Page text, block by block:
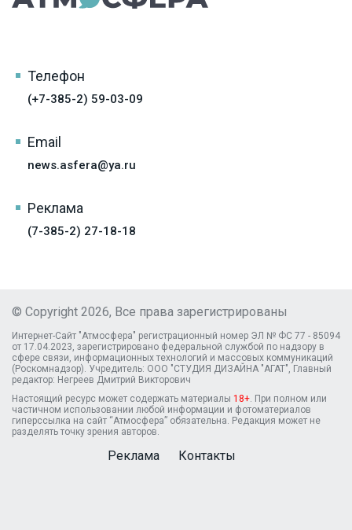
Телефон
(+7-385-2) 59-03-09
Email
news.asfera@ya.ru
Реклама
(7-385-2) 27-18-18
© Copyright 2026, Все права зарегистрированы
Интернет-Сайт "Атмосфера" регистрационный номер ЭЛ № ФС 77 - 85094
от 17.04.2023, зарегистрировано федеральной службой по надзору в
сфере связи, информационных технологий и массовых коммуникаций
(Роскомнадзор). Учредитель: ООО "СТУДИЯ ДИЗАЙНА "АГАТ", Главный
редактор: Негреев Дмитрий Викторович
Настоящий ресурс может содержать материалы 18+ . При полном или
частичном использовании любой информации и фотоматериалов
гиперссылка на сайт “Атмосфера” обязательна. Редакция может не
разделять точку зрения авторов.
Реклама Контакты